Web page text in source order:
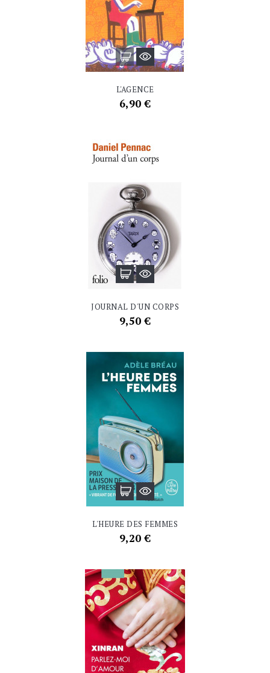
L'AGENCE
Prix
6,90 €
JOURNAL D'UN CORPS
Prix
9,50 €
L'HEURE DES FEMMES
Prix
9,20 €